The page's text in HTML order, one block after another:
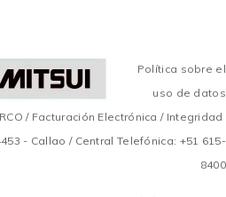
Política sobre el
uso de datos
/ Facturación Electrónica / Integridad
- Callao / Central Telefónica: +51 615-
8400